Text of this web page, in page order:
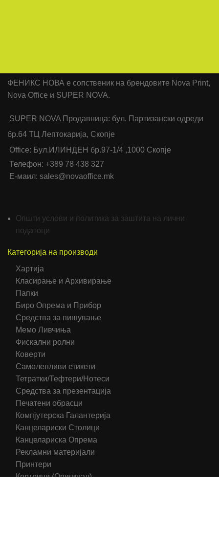
ФЕНИКС НОВА е сопственик на брендовите Nova Print,
Nova Office и SUPER NOVA.
SUPER NOVA Продавница: бул. Партизански одреди
бр.64 ТЦ Лептокарија, Скопје
Office: Бул.ИЛИНДЕН бр.97-1/4 ,1000 Скопје
Телефон: +389 78 438 327
Е-маил: sales@novaoffice.mk
Општи услови и политика за заштита на лични
податоци
Категорија на производи
Хартија
Класирање и Архивирање
Папки
Биро Опрема и Прибор
Средства за пишување
Мемо Ливчиња
Фискални ролни
Коверти
Самолепливи етикети
Тетратки/Тефтери/Нотеси
Средства за презентација
Печатени обрасци
Компјутерска Галантерија
Канцелариски Столици
Канцелариска Опрема
Рекламни материјали
Принтери
Кертриџи (Оригинал)